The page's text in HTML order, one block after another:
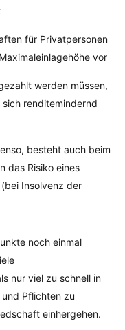
für Privatpersonen
vor
werden müssen,
renditemindernd
besteht auch beim
das Risiko eines
Insolvenz der
noch einmal
nur viel zu schnell in
Pflichten zu
einhergehen.